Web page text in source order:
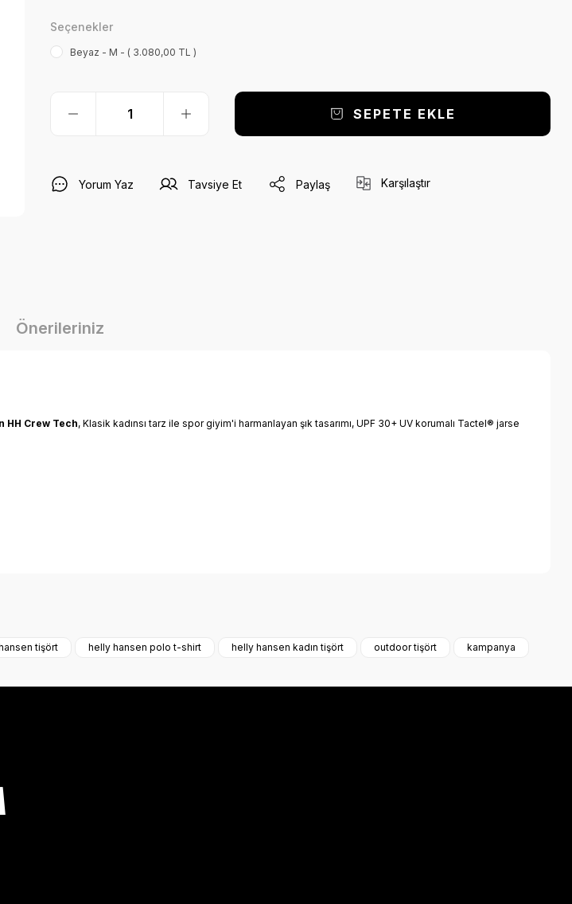
Seçenekler
Beyaz - M - ( 3.080,00 TL )
SEPETE EKLE
Yorum Yaz Tavsiye Et Paylaş Karşılaştır
Önerileriniz
HH Crew Tech, Klasik kadınsı tarz ile spor giyim'i harmanlayan şık tasarımı, UPF 30+ UV korumalı Tactel® jarse
tişört helly hansen polo t-shirt helly hansen kadın tişört outdoor tişört kampanya